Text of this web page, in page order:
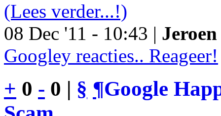
(Lees verder...!)
08 Dec '11 - 10:43 |
Googley reacties.. Reageer!
+ 0 - 0 | § ¶Google